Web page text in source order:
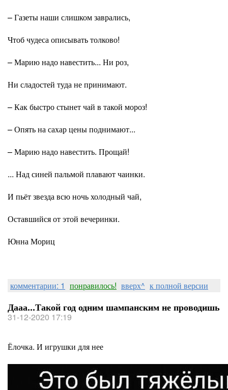
– Газеты наши слишком заврались,
Чтоб чудеса описывать толково!
– Марию надо навестить... Ни роз,
Ни сладостей туда не принимают.
– Как быстро стынет чай в такой мороз!
– Опять на сахар цены поднимают...
– Марию надо навестить. Прощай!
... Над синей пальмой плавают чаинки.
И пьёт звезда всю ночь холодный чай,
Оставшийся от этой вечеринки.
Юнна Мориц
комментарии: 1 понравилось! вверх^ к полной версии
Дааа...Такой год одним шампанским не проводишь
31-12-2020 17:19
Ёлочка. И игрушки для нее